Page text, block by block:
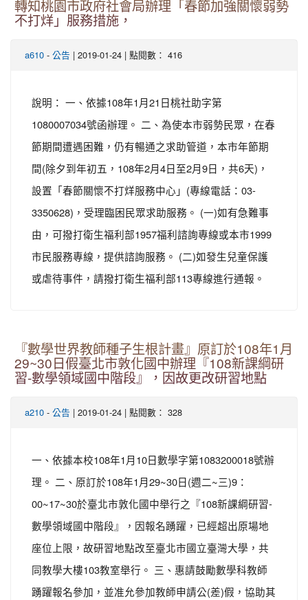
轉知桃園市政府社會局辦理「春節加強關懷弱勢
不打烊」服務措施，
a610 - 公告 | 2019-01-24 | 點閱數： 416
說明： 一、依據108年1月21日桃社助字第
1080007034號函辦理。 二、為使本市弱勢民眾，在春
節期間遭遇困難，仍有暢通之求助管道，本市年節期
間(除夕到年初五，108年2月4日至2月9日，共6天)，
設置「春節關懷不打烊服務中心」(專線電話：03-
3350628)，受理臨困民眾求助服務。 (一)如有急難事
由，可撥打衛生福利部1957福利諮詢專線或本市1999
市民服務專線，提供諮詢服務。 (二)如發生兒童保護
或虐待事件，請撥打衛生福利部113專線進行通報。
『數學世界教師種子生根計畫』原訂於108年1月
29~30日假臺北市敦化國中辦理『108新課綱研
習-數學領域國中階段』，因故更改研習地點
a210 - 公告 | 2019-01-24 | 點閱數： 328
一、依據本校108年1月10日數學字第1083200018號辦
理。 二、原訂於108年1月29~30日(週二~三)9：
00~17~30於臺北市敦化國中舉行之『108新課綱研習-
數學領域國中階段』，因報名踴躍，已經超出原場地
座位上限，故研習地點改至臺北市國立臺灣大學，共
同教學大樓103教室舉行。 三、惠請鼓勵數學科教師
踴躍報名參加，並准允參加教師申請公(差)假，協助其